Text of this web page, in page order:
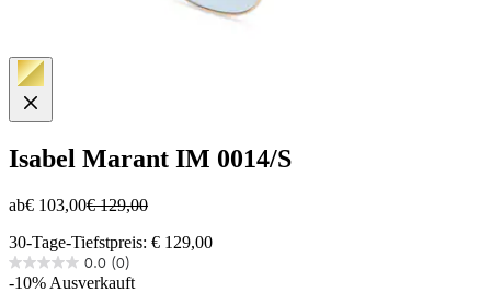
Isabel Marant IM 0014/S
ab€ 103,00€ 129,00
30-Tage-Tiefstpreis: € 129,00
0.0 (0)
0.0
-10% Ausverkauft